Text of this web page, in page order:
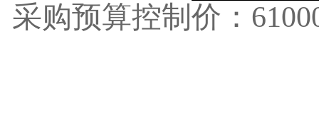
采购预算控制价：